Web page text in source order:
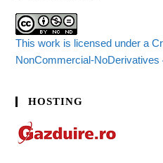
This work is licensed under a
NonCommercial-NoDerivatives
HOSTING